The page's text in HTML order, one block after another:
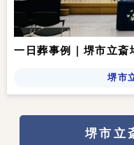
一日葬事例｜堺市立斎
堺市
堺市立